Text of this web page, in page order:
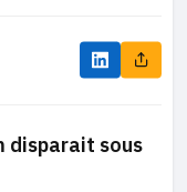
disparait sous